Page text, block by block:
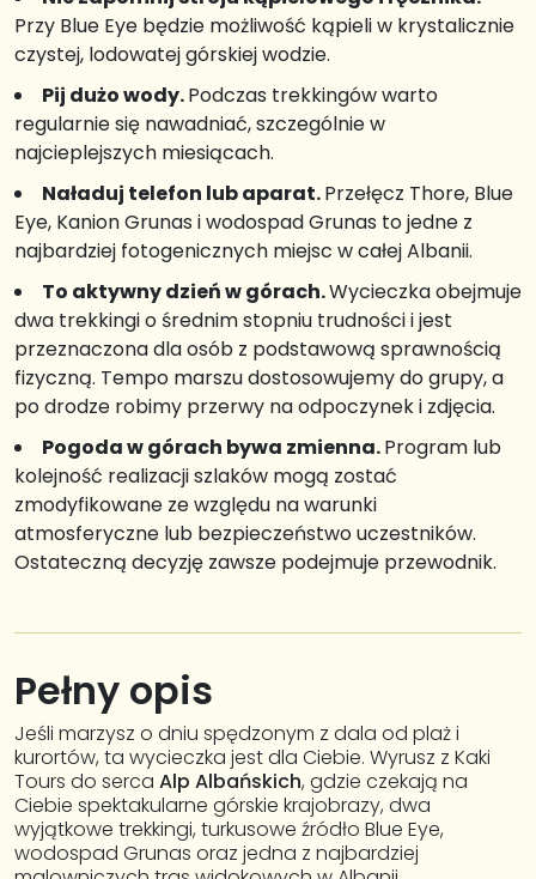
Przy Blue Eye będzie możliwość kąpieli w krystalicznie
czystej, lodowatej górskiej wodzie.
Pij dużo wody.Podczas trekkingów warto
regularnie się nawadniać, szczególnie w
najcieplejszych miesiącach.
Naładuj telefon lub aparat.Przełęcz Thore, Blue
Eye, Kanion Grunas i wodospad Grunas to jedne z
najbardziej fotogenicznych miejsc w całej Albanii.
To aktywny dzień w górach.Wycieczka obejmuje
dwa trekkingi o średnim stopniu trudności i jest
przeznaczona dla osób z podstawową sprawnością
fizyczną. Tempo marszu dostosowujemy do grupy, a
po drodze robimy przerwy na odpoczynek i zdjęcia.
Pogoda w górach bywa zmienna.Program lub
kolejność realizacji szlaków mogą zostać
zmodyfikowane ze względu na warunki
atmosferyczne lub bezpieczeństwo uczestników.
Ostateczną decyzję zawsze podejmuje przewodnik.
Pełny opis
Jeśli marzysz o dniu spędzonym z dala od plaż i
kurortów, ta wycieczka jest dla Ciebie. Wyrusz z Kaki
Tours do serca Alp Albańskich, gdzie czekają na
Ciebie spektakularne górskie krajobrazy, dwa
wyjątkowe trekkingi, turkusowe źródło Blue Eye,
wodospad Grunas oraz jedna z najbardziej